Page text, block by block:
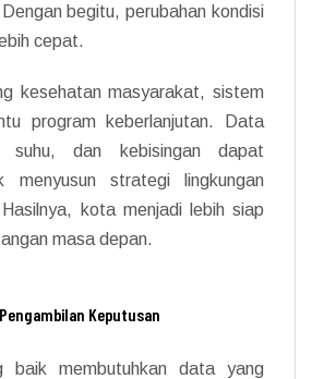
begitu, perubahan kondisi
cepat.
kesehatan masyarakat, sistem
program keberlanjutan. Data
suhu, dan kebisingan dapat
menyusun strategi lingkungan
kota menjadi lebih siap
masa depan.
Keputusan
baik membutuhkan data yang